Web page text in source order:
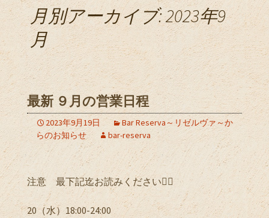
月別アーカイブ: 2023年9
月
最新 ９月の営業日程
2023年9月19日
Bar Reserva～リゼルヴァ～か
らのお知らせ
bar-reserva
注意 最下記迄お読みください🙇‍♂️
20（水）18:00-24:00